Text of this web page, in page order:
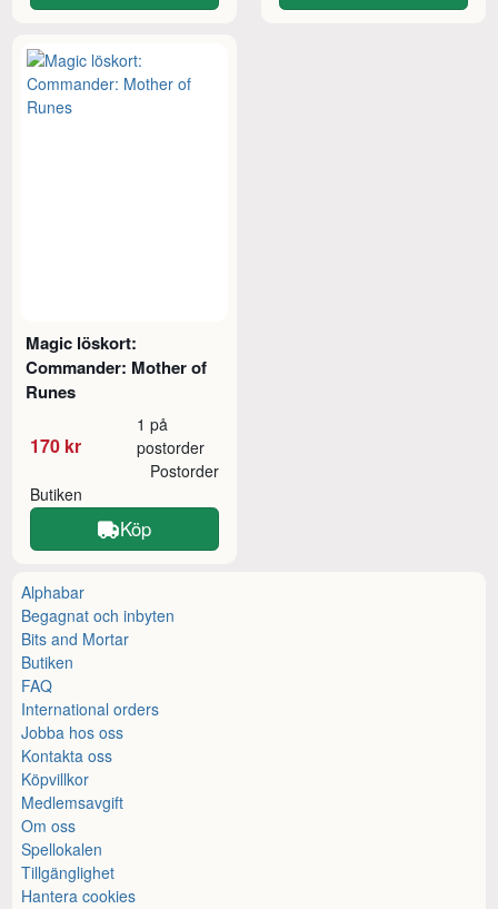
Magic löskort:
Commander: Mother of
Runes
170 kr
1 på
postorder
Butiken
Postorder
Köp
Alphabar
Begagnat och inbyten
Bits and Mortar
Butiken
FAQ
International orders
Jobba hos oss
Kontakta oss
Köpvillkor
Medlemsavgift
Om oss
Spellokalen
Tillgänglighet
Hantera cookies